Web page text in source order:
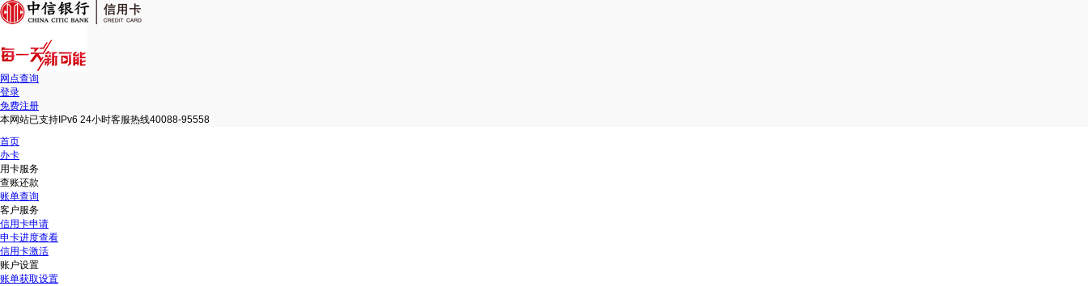
网点查询
登录
免费注册
本网站已支持IPv6 24小时客服热线40088-95558
首页
办卡
用卡服务
查账还款
账单查询
客户服务
信用卡申请
申卡进度查看
信用卡激活
账户设置
账单获取设置